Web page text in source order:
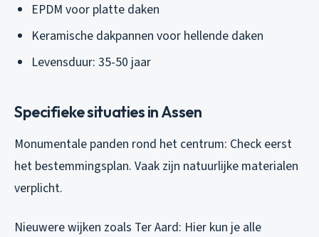
EPDM voor platte daken
Keramische dakpannen voor hellende daken
Levensduur: 35-50 jaar
Specifieke situaties in Assen
Monumentale panden rond het centrum: Check eerst
het bestemmingsplan. Vaak zijn natuurlijke materialen
verplicht.
Nieuwere wijken zoals Ter Aard: Hier kun je alle